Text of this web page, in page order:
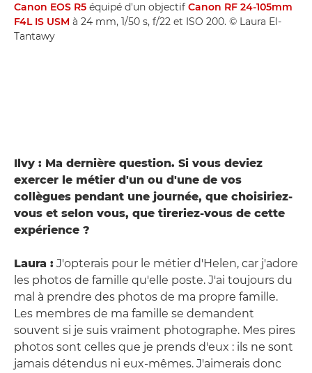
Canon EOS R5 équipé d'un objectif Canon RF 24-105mm
F4L IS USM à 24 mm, 1/50 s, f/22 et ISO 200. © Laura El-
Tantawy
Ilvy : Ma dernière question. Si vous deviez
exercer le métier d'un ou d'une de vos
collègues pendant une journée, que choisiriez-
vous et selon vous, que tireriez-vous de cette
expérience ?
Laura : J'opterais pour le métier d'Helen, car j'adore
les photos de famille qu'elle poste. J'ai toujours du
mal à prendre des photos de ma propre famille.
Les membres de ma famille se demandent
souvent si je suis vraiment photographe. Mes pires
photos sont celles que je prends d'eux : ils ne sont
jamais détendus ni eux-mêmes. J'aimerais donc